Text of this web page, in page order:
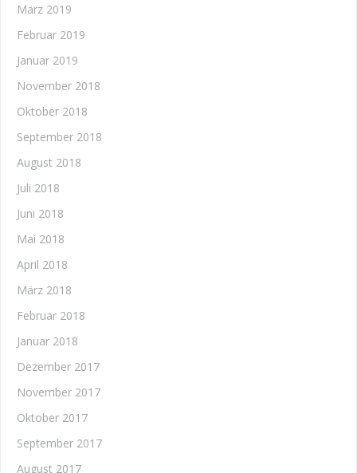
März 2019
Februar 2019
Januar 2019
November 2018
Oktober 2018
September 2018
August 2018
Juli 2018
Juni 2018
Mai 2018
April 2018
März 2018
Februar 2018
Januar 2018
Dezember 2017
November 2017
Oktober 2017
September 2017
August 2017